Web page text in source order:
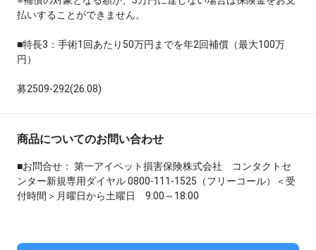
払いすることができません。
■特長3：手術1回あたり50万円までを年2回補償（最大100万
円）
募2509-292(26.08)
商品についてのお問い合わせ
■お問合せ： 第一アイペット損害保険株式会社 コンタクトセ
ンター新規専用ダイヤル 0800-111-1525（フリーコール）＜受
付時間＞月曜日から土曜日 9:00～18:00